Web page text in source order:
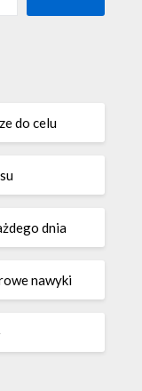
do celu
dnia
nawyki